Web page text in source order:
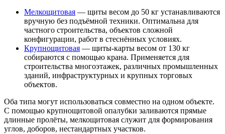
Мелкощитовая — щиты весом до 50 кг устанавливаются
вручную без подъёмной техники. Оптимальна для
частного строительства, объектов сложной
конфигурации, работ в стеснённых условиях.
Крупнощитовая — щиты-карты весом от 130 кг
собираются с помощью крана. Применяется для
строительства многоэтажек, различных промышленных
зданий, инфраструктурных и крупных торговых
объектов.
Оба типа могут использоваться совместно на одном объекте.
С помощью крупнощитовой опалубки заливаются прямые
длинные пролёты, мелкощитовая служит для формирования
углов, доборов, нестандартных участков.